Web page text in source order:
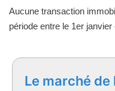
Aucune transaction
période entre le 1er janvier
Le marché